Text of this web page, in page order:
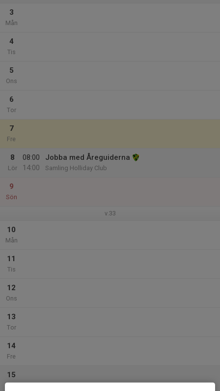
3
Mån
4
Tis
5
Ons
6
Tor
7
Fre
8
Lör
08:00
14:00
Jobba med Åreguiderna
Samling Holliday Club
9
Sön
v.33
10
Mån
11
Tis
12
Ons
13
Tor
14
Fre
15